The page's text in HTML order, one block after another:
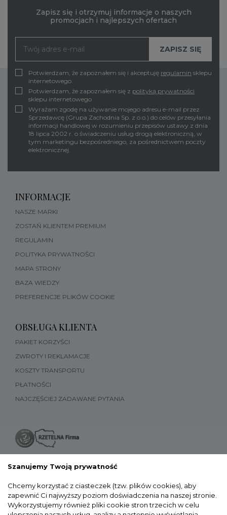
Zapisz się i otrzymuj informacje o naszych
promocjach i najlepszych ofertach
Potwierdzam, że zapoznałem się i akceptuję regulamin sklepu
internetowego.
Potwierdzam, że zapoznałem się z polityką prywatności
sklepu internetowego
Wyrażam zgodę na używanie mojego adresu e-mail przez
Sprzedawcę (Grupa Zachodnia Sp. z o.o.) do celów przesyłania
informacji handlowej w rozumieniu przepisów ustawy z dnia
18 lipca 2002 r. o świadczeniu usług drogą elektroniczną, w
tym marketingu bezpośredniego, za pośrednictwem poczty
elektronicznej.
INFORMACJE
NASZE MARKI
ZOSTAŃ KLIENTEM PREMIUM
REGULAMIN
POLITYKA PRYWATNOŚCI
MAPA STRONY
BAZA WIEDZY
PREFERENCJE PLIKÓW COOKIE
OBSŁUGA KLIENTA
PAKIET KORZYŚCI
ZWROTY I REKLAMACJE
KOSZTY TRANSPORTU
PŁATNOŚCI
NAJCZĘŚCIEJ ZADAWANE PYTANIA
Szanujemy Twoją prywatność
Chcemy korzystać z ciasteczek (tzw. plików cookies), aby
zapewnić Ci najwyższy poziom doświadczenia na naszej stronie.
Wykorzystujemy również pliki cookie stron trzecich w celu